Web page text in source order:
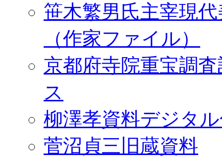
笹木繁男氏主宰現
（作家ファイル）
京都府寺院重宝調
ス
柳澤孝資料デジタ
菅沼貞三旧蔵資料